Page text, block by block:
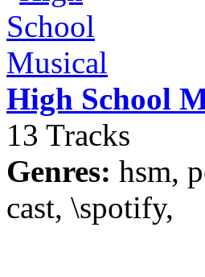
High School
13 Tracks
Genres: hsm,
cast, \spotify,